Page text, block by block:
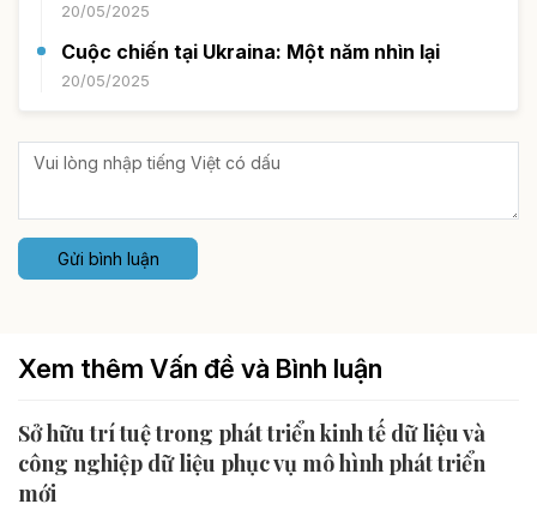
20/05/2025
Cuộc chiến tại Ukraina: Một năm nhìn lại
20/05/2025
Gửi bình luận
Xem thêm Vấn đề và Bình luận
Sở hữu trí tuệ trong phát triển kinh tế dữ liệu và
công nghiệp dữ liệu phục vụ mô hình phát triển
mới